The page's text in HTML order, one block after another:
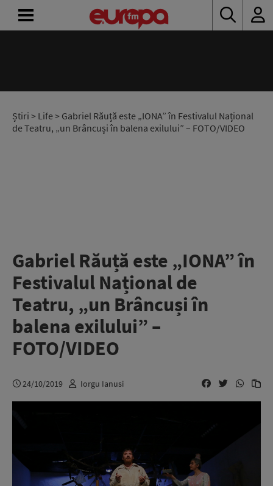
Știri > Life> Gabriel Răuță este „IONA” în Festivalul Național
de Teatru, „un Brâncuși în balena exilului” – FOTO/VIDEO
Gabriel Răuță este „IONA” în
Festivalul Național de
Teatru, „un Brâncuși în
balena exilului” –
FOTO/VIDEO
24/10/2019 Iorgu Ianusi
RADIO